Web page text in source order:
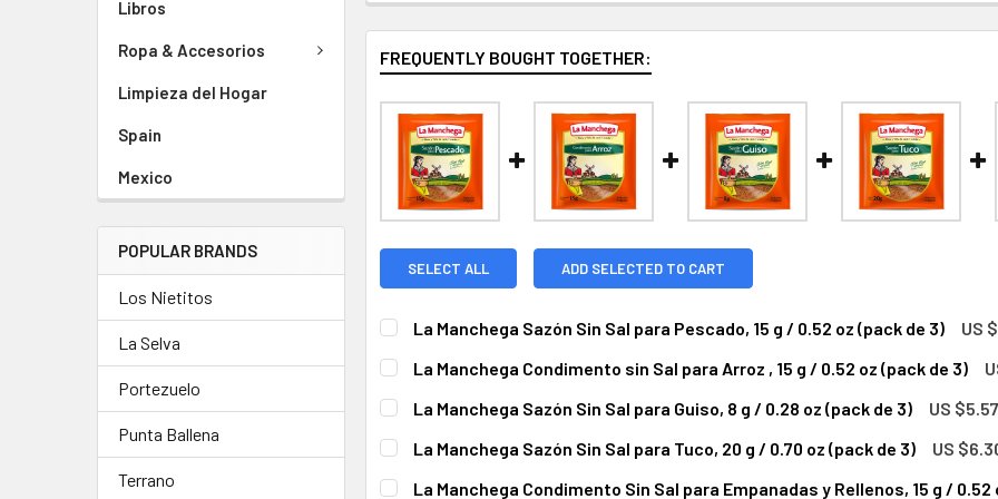
Libros
Ropa & Accesorios
Limpieza del Hogar
Spain
Mexico
POPULAR BRANDS
Los Nietitos
La Selva
Portezuelo
Punta Ballena
Terrano
FREQUENTLY BOUGHT TOGETHER:
SELECT ALL ADD SELECTED TO CART
La Manchega Sazón Sin Sal para Pescado, 15 g / 0.52 oz (pack de 3)
US
CURRENT
STOCK:
QUANTITY:
DECREASE QUANTITY OF LA MANCHEGA SAZÓN SIN SAL PARA PESCADO, 15 G
La Manchega Condimento sin Sal para Arroz , 15 g / 0.52 oz (pack de 3)
CURRENT
STOCK:
QUANTITY:
La Manchega Sazón Sin Sal para Guiso, 8 g / 0.28 oz (pack de 3)
US $5.57
CURRENT
STOCK:
QUANTITY:
DECREASE QUANTITY OF LA MANCHEGA SAZÓN SIN SAL PARA GUISO, 8 G /
La Manchega Sazón Sin Sal para Tuco, 20 g / 0.70 oz (pack de 3)
US
CURRENT
QUANTITY:
La Manchega Condimento Sin Sal para Empanadas y Rellenos, 15 g / 0.52